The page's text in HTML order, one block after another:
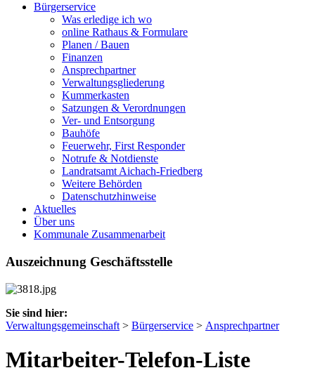
Bürgerservice
Was erledige ich wo
online Rathaus & Formulare
Planen / Bauen
Finanzen
Ansprechpartner
Verwaltungsgliederung
Kummerkasten
Satzungen & Verordnungen
Ver- und Entsorgung
Bauhöfe
Feuerwehr, First Responder
Notrufe & Notdienste
Landratsamt Aichach-Friedberg
Weitere Behörden
Datenschutzhinweise
Aktuelles
Über uns
Kommunale Zusammenarbeit
Auszeichnung Geschäftsstelle
Sie sind hier:
Verwaltungsgemeinschaft > Bürgerservice > Ansprechpartner
Mitarbeiter-Telefon-Liste